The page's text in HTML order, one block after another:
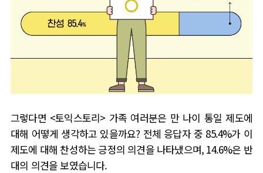
그렇다면 <토익스토리> 가족 여러분은 만 나이 통일 제도에
대해 어떻게 생각하고 있을까요? 전체 응답자 중 85.4%가 이
제도에 대해 찬성하는 긍정의 의견을 나타냈으며, 14.6%은 반
대의 의견을 보였습니다.